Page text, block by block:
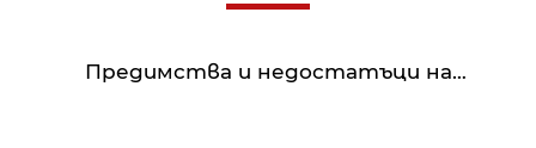
Предимства и недостатъци на